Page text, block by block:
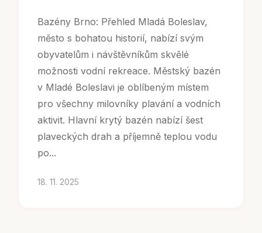
Bazény Brno: Přehled Mladá Boleslav,
město s bohatou historií, nabízí svým
obyvatelům i návštěvníkům skvělé
možnosti vodní rekreace. Městský bazén
v Mladé Boleslavi je oblíbeným místem
pro všechny milovníky plavání a vodních
aktivit. Hlavní krytý bazén nabízí šest
plaveckých drah a příjemně teplou vodu
po...
18. 11. 2025